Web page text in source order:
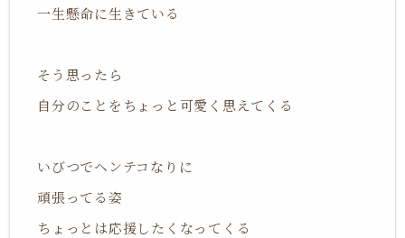
一生懸命に生きている
そう思ったら
自分のことをちょっと 可愛く思えてくる
いびつでヘンテコなりに
頑張ってる姿
ちょっとは応援したくなってくる